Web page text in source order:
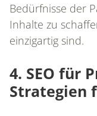
Bedürfnisse der
Inhalte zu
einzigartig sind.
4. SEO für
Strategien